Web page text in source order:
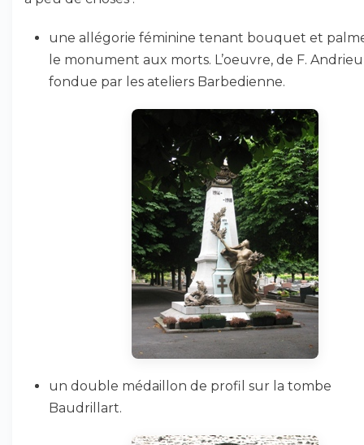
une allégorie féminine tenant bouquet et
le monument aux morts. L’oeuvre, de F.
fondue par les ateliers Barbedienne.
un double médaillon de profil sur la tombe
Baudrillart.